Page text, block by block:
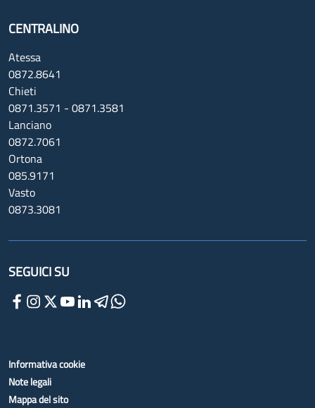
CENTRALINO
Atessa
0872.8641
Chieti
0871.3571 - 0871.3581
Lanciano
0872.7061
Ortona
085.9171
Vasto
0873.3081
SEGUICI SU
Informativa cookie
Note legali
Mappa del sito